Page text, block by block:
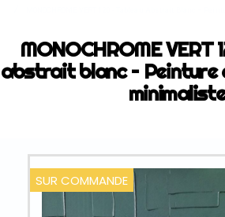
MONOCHROME VERT
abstrait blanc – Peinture
minimaliste
SUR COMMANDE